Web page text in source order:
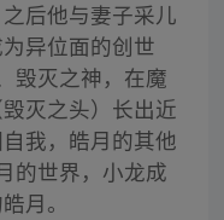
后他与妻子采儿
异位面的创世
毁灭之神，在魔
灭之头）长出近
我，皓月的其他
的世界，小龙成
月。